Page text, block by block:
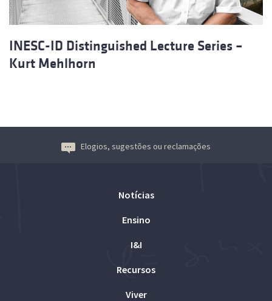
INESC-ID Distinguished Lecture Series –
Kurt Mehlhorn
Elogios, sugestões ou reclamações
Notícias
Ensino
I&I
Recursos
Viver